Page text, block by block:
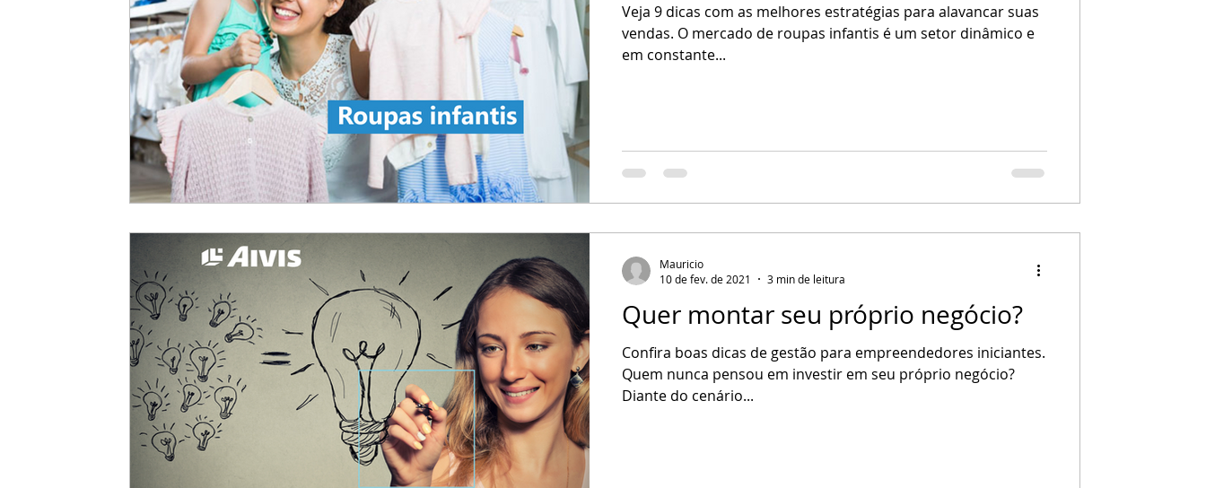
Veja 9 dicas com as melhores estratégias para alavancar suas
vendas. O mercado de roupas infantis é um setor dinâmico e
em constante...
Quer montar seu próprio negócio?
Confira boas dicas de gestão para empreendedores iniciantes.
Quem nunca pensou em investir em seu próprio negócio?
Diante do cenário...
Mauricio
10 de fev. de 2021
3 min de leitura